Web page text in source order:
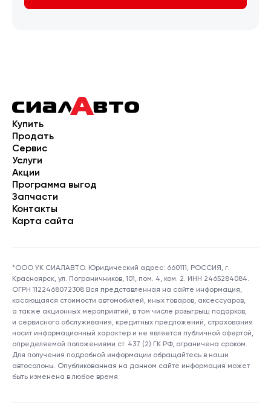
Купить
Продать
Сервис
Услуги
Акции
Программа выгод
Запчасти
Контакты
Карта сайта
*ООО УК СИАЛАВТО. Юридический адрес: 660111, РОССИЯ, г.
Красноярск, ул. Пограничников, 101, пом. 4, ком. 2. ИНН 2465284084.
ОГРН 1122468072308 Вся представленная на сайте информация,
касающаяся стоимости автомобилей, иных товаров, аксессуаров,
а также акционных мероприятий, в том числе розыгрыш подарков,
и сервисного обслуживания, кредитных предложений, страхования
носит информационный характер и не является публичной офертой,
определяемой положениями ст. 437 (2) ГК РФ, ограничена сроком.
Для получения подробной информации обращайтесь в наши
автосалоны. Опубликованная на данном сайте информация может
быть изменена в любое время.